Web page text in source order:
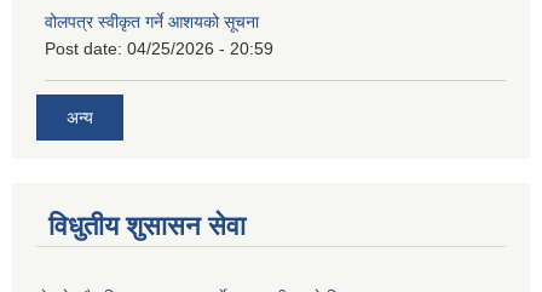
वोलपत्र स्वीकृत गर्ने आशयको सूचना
Post date: 04/25/2026 - 20:59
अन्य
विधुतीय शुसासन सेवा